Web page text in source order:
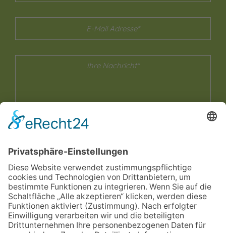
Ja, ich habe die Datenschutzerklärungzur
Kenntnis genommen und bin damit